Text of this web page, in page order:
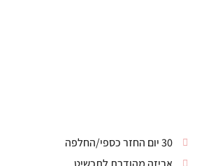
30 יום החזר כספי/החלפה